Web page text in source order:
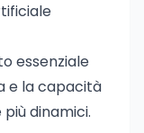
essenziale
e la capacità
dinamici.